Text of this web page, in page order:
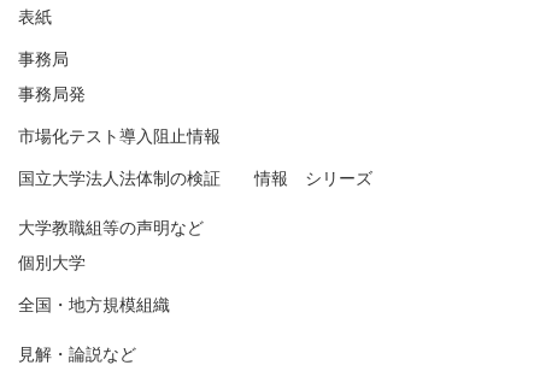
表紙
事務局
事務局発
市場化テスト導入阻止情報
国立大学法人法体制の検証 情報 シリーズ
大学教職組等の声明など
個別大学
全国・地方規模組織
見解・論説など